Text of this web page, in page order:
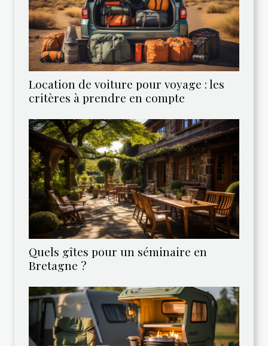
Location de voiture pour voyage : les
critères à prendre en compte
Quels gîtes pour un séminaire en
Bretagne ?